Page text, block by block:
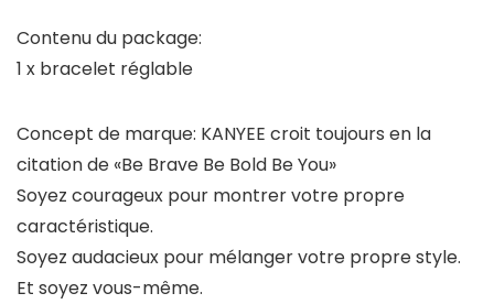
Contenu du package:
1 x bracelet réglable
Concept de marque: KANYEE croit toujours en la
citation de «Be Brave Be Bold Be You»
Soyez courageux pour montrer votre propre
caractéristique.
Soyez audacieux pour mélanger votre propre style.
Et soyez vous-même.